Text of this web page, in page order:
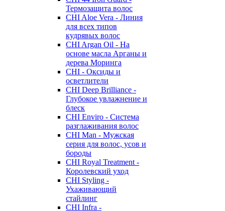
Термозащита волос
CHI Aloe Vera - Линия
для всех типов
кудрявых волос
CHI Argan Oil - На
основе масла Арганы и
дерева Моринга
CHI - Оксиды и
осветлители
CHI Deep Brilliance -
Глубокое увлажнение и
блеск
CHI Enviro - Система
разглаживания волос
CHI Man - Мужская
серия для волос, усов и
бороды
CHI Royal Treatment -
Королевский уход
CHI Styling -
Ухаживающий
стайлинг
CHI Infra -